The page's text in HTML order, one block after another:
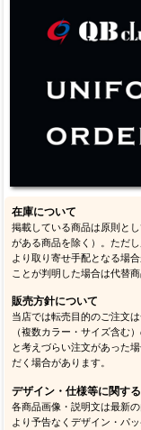
在庫について
掲載している商品は原則と
がある商品を除く）。ただ
より取り寄せ手配となる場
ことが判明した場合は代替
販売方針について
当店では転売目的のご注文
（複数カラー・サイズ含む
と考えづらい注文があった
だく場合があります。
デザイン・仕様等に関す
各商品画像・説明文は最新
より予告なくデザイン・パ